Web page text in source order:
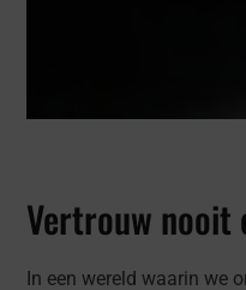
Vertrouw nooit
In een wereld waarin we